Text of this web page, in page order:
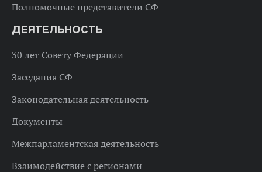
Полномочные представители СФ
ДЕЯТЕЛЬНОСТЬ
30 лет Совету Федерации
Заседания СФ
Законодательная деятельность
Документы
Межпарламентская деятельность
Взаимодействие с регионами